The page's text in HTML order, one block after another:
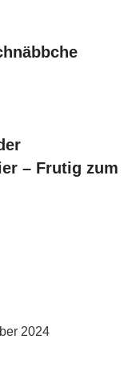
– Frutig zum
2024